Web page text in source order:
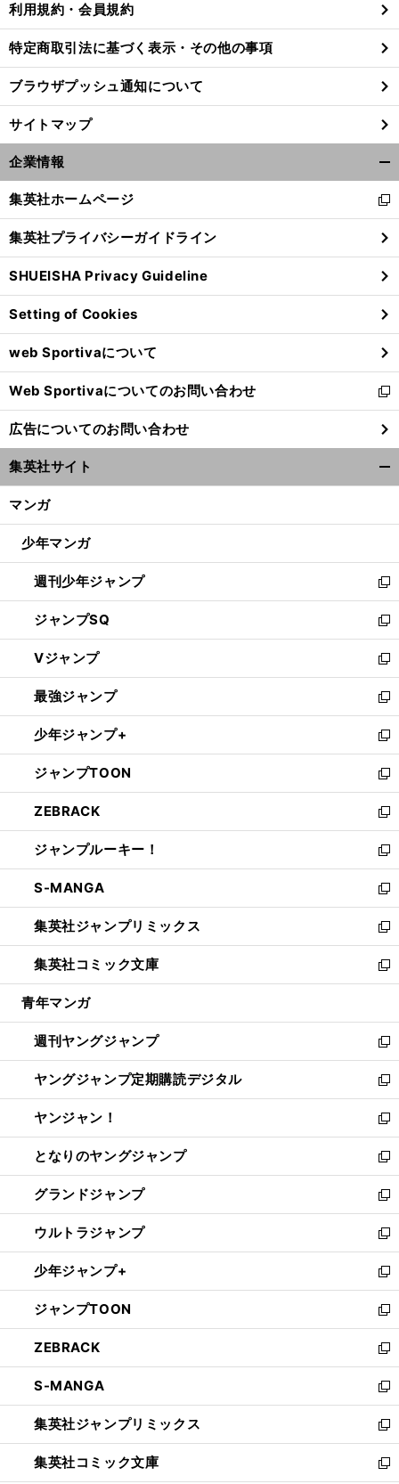
け 、 斎藤佑樹は生まれ変わった
へ
利用規約・会員規約
特定商取引法に基づく表示・その他の事項
ブラウザプッシュ通知について
サイトマップ
企業情報
閉
る
集英社ホームページ
新
し
い
ウ
ィ
ン
ド
ウ
で
開
く
集英社プライバシーガイドライン
SHUEISHA Privacy Guideline
Setting of Cookies
web Sportivaについて
Web Sportivaについてのお問い合わせ
新
し
い
ウ
ィ
ン
ウ
開
く
広告についてのお問い合わせ
集英社サイト
マンガ
少年マンガ
週刊少年ジャンプ
新
し
い
ウ
ィ
ン
ド
ウ
で
開
く
ジャンプSQ
新
し
い
ウ
ィ
ン
ド
ウ
で
開
く
Vジャンプ
新
し
い
ウ
ィ
ン
ド
ウ
で
開
く
最強ジャンプ
新
し
い
ウ
ィ
ン
ド
ウ
で
開
く
少年ジャンプ+
新
し
い
ウ
ィ
ン
ド
ウ
で
開
く
ジャンプTOON
新
し
い
ウ
ィ
ン
ド
ウ
で
開
く
ZEBRACK
新
し
い
ウ
ィ
ン
ド
ウ
で
開
ジャンプルーキー！
新
し
い
ウ
ィ
ン
ド
ウ
開
く
S-MANGA
新
し
い
ウ
ィ
ン
ウ
で
開
く
集英社ジャンプリミックス
新
し
い
ウ
ン
ド
ウ
で
開
く
集英社コミック文庫
新
し
ウ
ィ
ン
ド
ウ
で
開
く
青年マンガ
週刊ヤングジャンプ
新
し
い
ウ
ィ
ン
ド
ウ
で
開
く
ヤングジャンプ定期購読デジタル
新
し
い
ウ
ィ
ン
ド
ウ
で
開
く
ヤンジャン！
新
し
い
ウ
ィ
ン
ド
ウ
で
開
く
となりのヤングジャンプ
新
し
い
ウ
ィ
ン
ド
ウ
で
開
く
グランドジャンプ
新
し
い
ウ
ィ
ン
ド
ウ
で
開
く
ウルトラジャンプ
新
し
い
ウ
ィ
ン
ド
ウ
で
開
く
少年ジャンプ+
新
し
い
ウ
ィ
ン
ド
ウ
で
開
く
ジャンプTOON
新
し
い
ウ
ィ
ン
ド
ウ
で
ZEBRACK
新
し
い
ウ
ィ
ン
ド
S-MANGA
新
し
い
ウ
ィ
集英社ジャンプリミックス
新
し
い
集英社コミック文庫
新